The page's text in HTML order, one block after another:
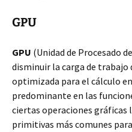
GPU
GPU (Unidad de Procesado
disminuir la carga de
optimizada para el cálculo
predominante en las
ciertas operaciones gráficas
primitivas más comunes